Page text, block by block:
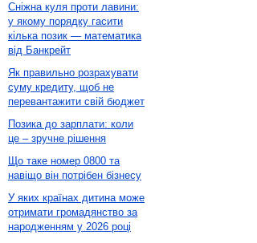
Сніжна куля проти лавини:
у якому порядку гасити
кілька позик — математика
від Банкрейт
Як правильно розрахувати
суму кредиту, щоб не
перевантажити свій бюджет
Позика до зарплати: коли
це – зручне рішення
Що таке номер 0800 та
навіщо він потрібен бізнесу
У яких країнах дитина може
отримати громадянство за
народженням у 2026 році